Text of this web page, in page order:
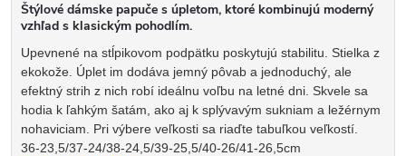
Štýlové dámske papuče s úpletom, ktoré kombinujú moderný
vzhľad s klasickým pohodlím.
Upevnené na stĺpikovom podpätku poskytujú stabilitu. Stielka z
ekokože. Úplet im dodáva jemný pôvab a jednoduchý, ale
efektný strih z nich robí ideálnu voľbu na letné dni. Skvele sa
hodia k ľahkým šatám, ako aj k splývavým sukniam a ležérnym
nohaviciam. Pri výbere veľkosti sa riaďte tabuľkou veľkostí.
36-23,5/37-24/38-24,5/39-25,5/40-26/41-26,5cm